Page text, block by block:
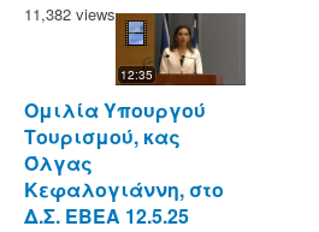
11,382 views
12:35
Ομιλία Υπουργού
Τουρισμού, κας
Όλγας
Κεφαλογιάννη, στο
Δ.Σ. ΕΒΕΑ 12.5.25